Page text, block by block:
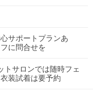
サポートプランあ
に問合せを
トサロンでは随時フェ
装試着は要予約